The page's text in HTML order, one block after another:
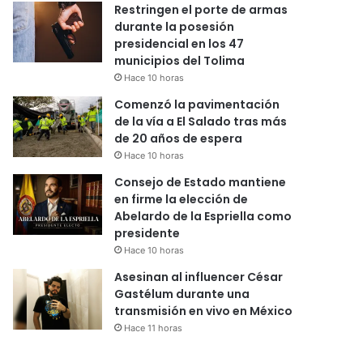
Restringen el porte de armas
durante la posesión
presidencial en los 47
municipios del Tolima
Hace 10 horas
Comenzó la pavimentación
de la vía a El Salado tras más
de 20 años de espera
Hace 10 horas
Consejo de Estado mantiene
en firme la elección de
Abelardo de la Espriella como
presidente
Hace 10 horas
Asesinan al influencer César
Gastélum durante una
transmisión en vivo en México
Hace 11 horas